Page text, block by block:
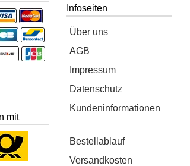
mit
Infoseiten
Über uns
AGB
Impressum
Datenschutz
Kundeninformationen
Bestellablauf
Versandkosten